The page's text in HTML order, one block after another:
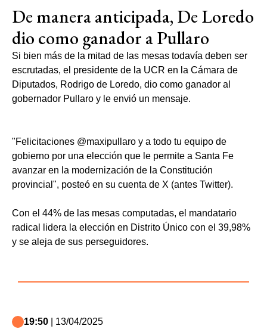
De manera anticipada, De Loredo
dio como ganador a Pullaro
Si bien más de la mitad de las mesas todavía deben ser
escrutadas, el presidente de la UCR en la Cámara de
Diputados, Rodrigo de Loredo, dio como ganador al
gobernador Pullaro y le envió un mensaje.
"Felicitaciones @maxipullaro y a todo tu equipo de
gobierno por una elección que le permite a Santa Fe
avanzar en la modernización de la Constitución
provincial", posteó en su cuenta de X (antes Twitter).
Con el 44% de las mesas computadas, el mandatario
radical lidera la elección en Distrito Único con el 39,98%
y se aleja de sus perseguidores.
19:50 | 13/04/2025